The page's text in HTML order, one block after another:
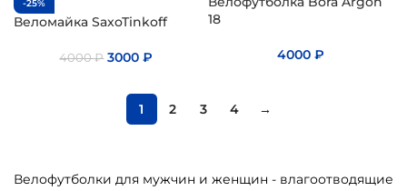
-25%
Веломайка SaxoTinkoff
4000₽ 3000₽
18
4000 ₽
1 2 3 4 →
Велофутболки для мужчин и женщин - влагоотводящие